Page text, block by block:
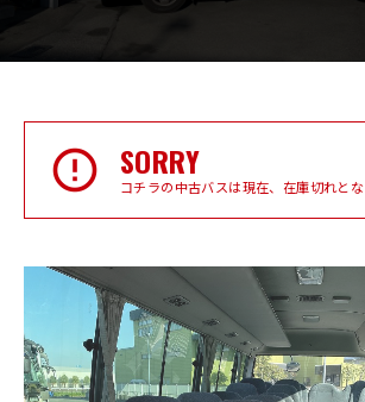
SORRY
コチラの中古バスは現在、在庫切れとな